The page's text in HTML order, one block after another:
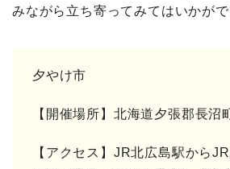
みながら立ち寄ってみてはいかがで
夕やけ市
【開催場所】北海道夕張郡長沼
【アクセス】JR北広島駅から